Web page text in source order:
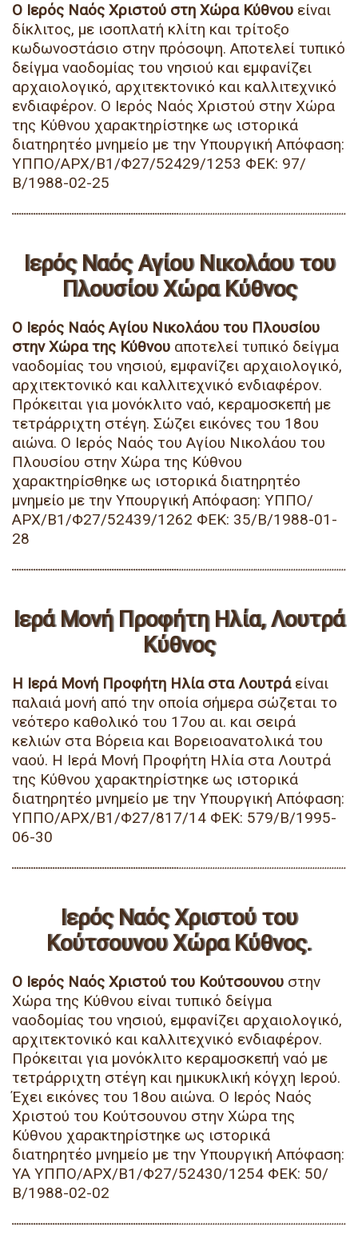
Ο Ιερός Ναός Χριστού στη Χώρα Κύθνου είναι
δίκλιτος, με ισοπλατή κλίτη και τρίτοξο
κωδωνοστάσιο στην πρόσοψη. Αποτελεί τυπικό
δείγμα ναοδομίας του νησιού και εμφανίζει
αρχαιολογικό, αρχιτεκτονικό και καλλιτεχνικό
ενδιαφέρον. Ο Ιερός Ναός Χριστού στην Χώρα
της Κύθνου χαρακτηρίστηκε ως ιστορικά
διατηρητέο μνημείο με την Υπουργική Απόφαση:
ΥΠΠΟ/ΑΡΧ/Β1/Φ27/52429/1253 ΦΕΚ: 97/
Β/1988-02-25
Ιερός Ναός Αγίου Νικολάου του
Πλουσίου Χώρα Κύθνος
Ο Ιερός Ναός Αγίου Νικολάου του Πλουσίου
στην Χώρα της Κύθνου αποτελεί τυπικό δείγμα
ναοδομίας του νησιού, εμφανίζει αρχαιολογικό,
αρχιτεκτονικό και καλλιτεχνικό ενδιαφέρον.
Πρόκειται για μονόκλιτο ναό, κεραμοσκεπή με
τετράρριχτη στέγη. Σώζει εικόνες του 18ου
αιώνα. Ο Ιερός Ναός του Αγίου Νικολάου του
Πλουσίου στην Χώρα της Κύθνου
χαρακτηρίσθηκε ως ιστορικά διατηρητέο
μνημείο με την Υπουργική Απόφαση: ΥΠΠΟ/
ΑΡΧ/Β1/Φ27/52439/1262 ΦΕΚ: 35/Β/1988-01-
28
Ιερά Μονή Προφήτη Ηλία, Λουτρά
Κύθνος
Η Ιερά Μονή Προφήτη Ηλία στα Λουτρά είναι
παλαιά μονή από την οποία σήμερα σώζεται το
νεότερο καθολικό του 17ου αι. και σειρά
κελιών στα Βόρεια και Βορειοανατολικά του
ναού. Η Ιερά Μονή Προφήτη Ηλία στα Λουτρά
της Κύθνου χαρακτηρίστηκε ως ιστορικά
διατηρητέο μνημείο με την Υπουργική Απόφαση:
ΥΠΠΟ/ΑΡΧ/Β1/Φ27/817/14 ΦΕΚ: 579/Β/1995-
06-30
Ιερός Ναός Χριστού του
Κούτσουνου Χώρα Κύθνος.
Ο Ιερός Ναός Χριστού του Κούτσουνου στην
Χώρα της Κύθνου είναι τυπικό δείγμα
ναοδομίας του νησιού, εμφανίζει αρχαιολογικό,
αρχιτεκτονικό και καλλιτεχνικό ενδιαφέρον.
Πρόκειται για μονόκλιτο κεραμοσκεπή ναό με
τετράρριχτη στέγη και ημικυκλική κόγχη Ιερού.
Έχει εικόνες του 18ου αιώνα. Ο Ιερός Ναός
Χριστού του Κούτσουνου στην Χώρα της
Κύθνου χαρακτηρίστηκε ως ιστορικά
διατηρητέο μνημείο με την Υπουργική Απόφαση:
ΥΑ ΥΠΠΟ/ΑΡΧ/Β1/Φ27/52430/1254 ΦΕΚ: 50/
Β/1988-02-02